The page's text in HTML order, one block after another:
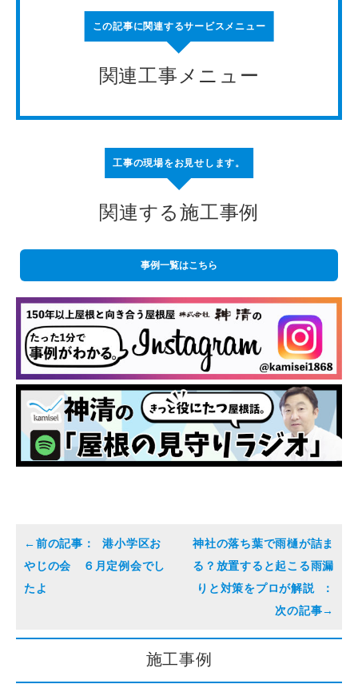
この記事に関連するサービスメニュー
関連工事メニュー
工事の現場をお見せします。
関連する施工事例
事例一覧はこちら
港小学区お
やじの会 ６月定例会でし
たよ
神社の落ち葉で雨樋が詰ま
る？放置すると起こる雨漏
りと対策をプロが解説
施工事例